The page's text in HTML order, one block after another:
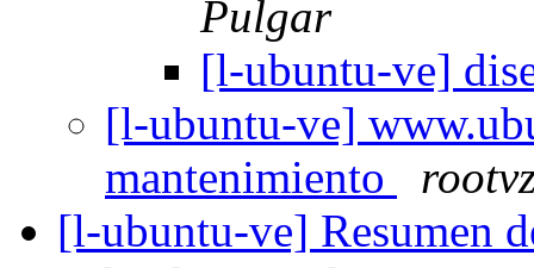
Pulgar
[l-ubuntu-ve]
[l-ubuntu-ve]
mantenimiento
[l-ubuntu-ve] Resumen